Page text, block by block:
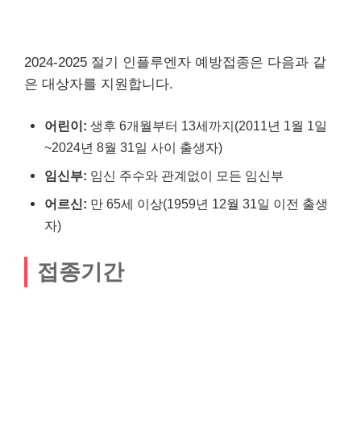
2024-2025 절기 인플루엔자 예방접종은 다음과 같
은 대상자를 지원합니다.
어린이: 생후 6개월부터 13세까지(2011년 1월 1일
~2024년 8월 31일 사이 출생자)
임신부: 임신 주수와 관계없이 모든 임신부
어르신: 만 65세 이상(1959년 12월 31일 이전 출생
자)
접종기간